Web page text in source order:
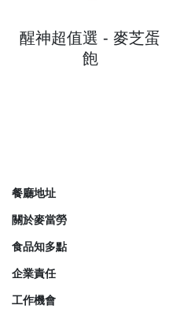
醒神超值選 - 麥芝蛋
飽
餐廳地址
所有餐廳地址
McCafé櫃檯地址
關於麥當勞
歷史
餐廳設計
麥當勞親子會
食品知多點
營養資料
麥當勞奇趣百科
企業責任
綠色營運
工作機會